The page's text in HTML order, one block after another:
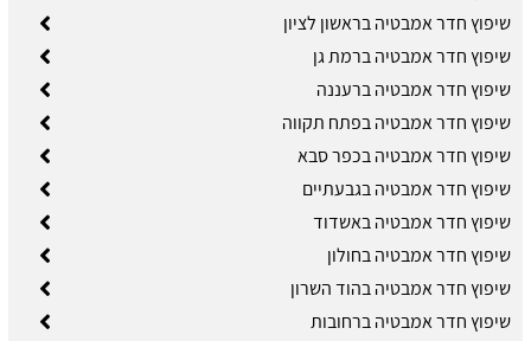
שיפוץ חדר אמבטיה בראשון לציון
שיפוץ חדר אמבטיה ברמת גן
שיפוץ חדר אמבטיה ברעננה
שיפוץ חדר אמבטיה בפתח תקווה
שיפוץ חדר אמבטיה בכפר סבא
שיפוץ חדר אמבטיה בגבעתיים
שיפוץ חדר אמבטיה באשדוד
שיפוץ חדר אמבטיה בחולון
שיפוץ חדר אמבטיה בהוד השרון
שיפוץ חדר אמבטיה ברחובות